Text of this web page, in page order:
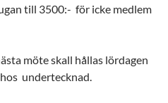
till 3500:- för icke medlem
möte skall hållas lördagen
hos undertecknad.